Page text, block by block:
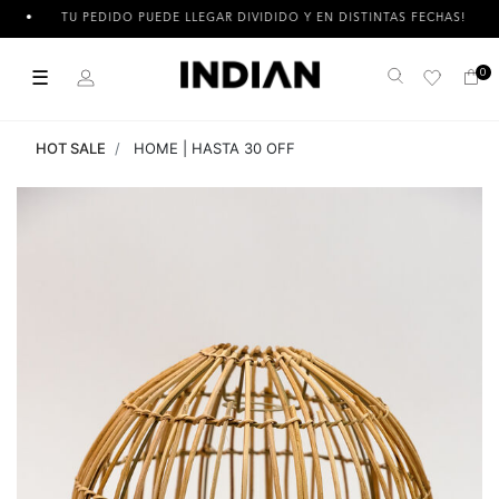
TU PEDIDO PUEDE LLEGAR DIVIDIDO Y EN DISTINTAS FECHAS!
☰ Buscar 0
HOT SALE HOME | HASTA 30 OFF